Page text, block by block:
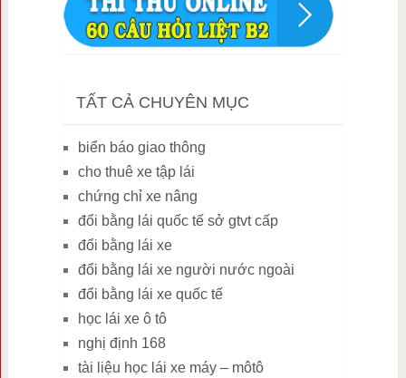
TẤT CẢ CHUYÊN MỤC
biển báo giao thông
cho thuê xe tập lái
chứng chỉ xe nâng
đổi bằng lái quốc tế sở gtvt cấp
đổi bằng lái xe
đổi bằng lái xe người nước ngoài
đổi bằng lái xe quốc tế
học lái xe ô tô
nghị định 168
tài liệu học lái xe máy – môtô